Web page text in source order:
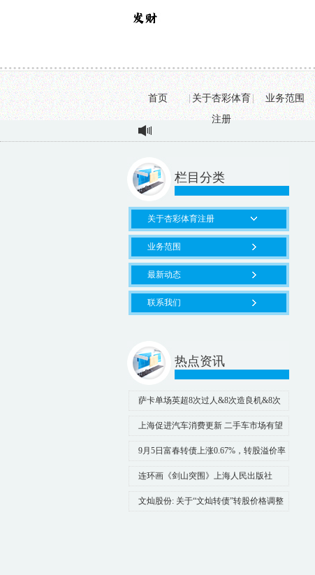
首页 | 关于杏彩体育
注册
| 业务范围
栏目分类
关于杏彩体育注册
业务范围
最新动态
联系我们
热点资讯
萨卡单场英超8次过人&8次造良机&8次
对手禁区触球
上海促进汽车消费更新 二手车市场有望
迎来高速增长
9月5日富春转债上涨0.67%，转股溢价率
32.31%
连环画《剑山突围》上海人民出版社
【陈全胜】绘
文灿股份: 关于“文灿转债”转股价格调整